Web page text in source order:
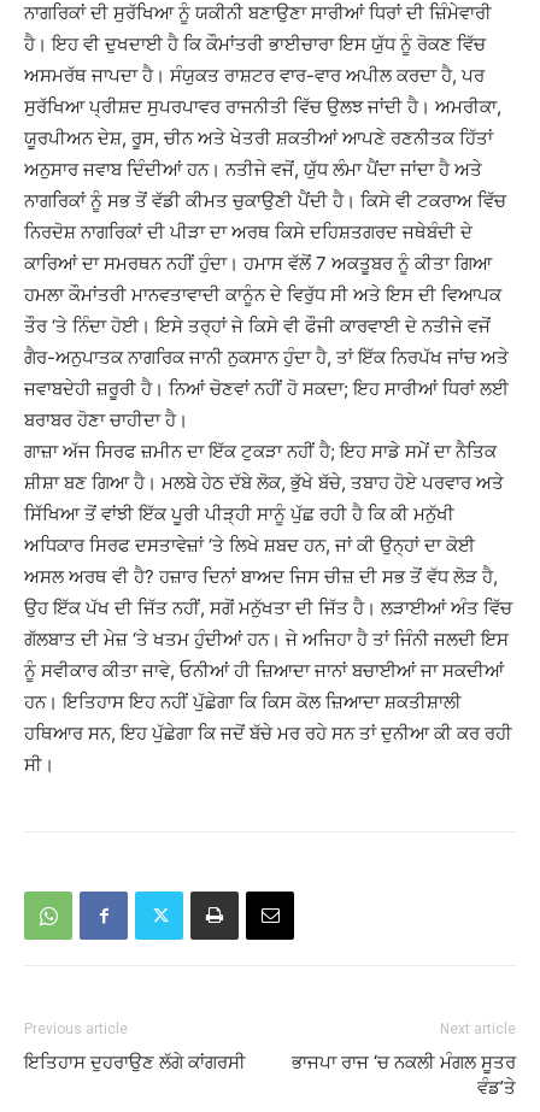
ਨਾਗਰਿਕਾਂ ਦੀ ਸੁਰੱਖਿਆ ਨੂੰ ਯਕੀਨੀ ਬਣਾਉਣਾ ਸਾਰੀਆਂ ਧਿਰਾਂ ਦੀ ਜ਼ਿੰਮੇਵਾਰੀ
ਹੈ। ਇਹ ਵੀ ਦੁਖਦਾਈ ਹੈ ਕਿ ਕੌਮਾਂਤਰੀ ਭਾਈਚਾਰਾ ਇਸ ਯੁੱਧ ਨੂੰ ਰੋਕਣ ਵਿੱਚ
ਅਸਮਰੱਥ ਜਾਪਦਾ ਹੈ। ਸੰਯੁਕਤ ਰਾਸ਼ਟਰ ਵਾਰ-ਵਾਰ ਅਪੀਲ ਕਰਦਾ ਹੈ, ਪਰ
ਸੁਰੱਖਿਆ ਪ੍ਰੀਸ਼ਦ ਸੁਪਰਪਾਵਰ ਰਾਜਨੀਤੀ ਵਿੱਚ ਉਲਝ ਜਾਂਦੀ ਹੈ। ਅਮਰੀਕਾ,
ਯੂਰਪੀਅਨ ਦੇਸ਼, ਰੂਸ, ਚੀਨ ਅਤੇ ਖੇਤਰੀ ਸ਼ਕਤੀਆਂ ਆਪਣੇ ਰਣਨੀਤਕ ਹਿੱਤਾਂ
ਅਨੁਸਾਰ ਜਵਾਬ ਦਿੰਦੀਆਂ ਹਨ। ਨਤੀਜੇ ਵਜੋਂ, ਯੁੱਧ ਲੰਮਾ ਪੈਂਦਾ ਜਾਂਦਾ ਹੈ ਅਤੇ
ਨਾਗਰਿਕਾਂ ਨੂੰ ਸਭ ਤੋਂ ਵੱਡੀ ਕੀਮਤ ਚੁਕਾਉਣੀ ਪੈਂਦੀ ਹੈ। ਕਿਸੇ ਵੀ ਟਕਰਾਅ ਵਿੱਚ
ਨਿਰਦੋਸ਼ ਨਾਗਰਿਕਾਂ ਦੀ ਪੀੜਾ ਦਾ ਅਰਥ ਕਿਸੇ ਦਹਿਸ਼ਤਗਰਦ ਜਥੇਬੰਦੀ ਦੇ
ਕਾਰਿਆਂ ਦਾ ਸਮਰਥਨ ਨਹੀਂ ਹੁੰਦਾ। ਹਮਾਸ ਵੱਲੋਂ 7 ਅਕਤੂਬਰ ਨੂੰ ਕੀਤਾ ਗਿਆ
ਹਮਲਾ ਕੌਮਾਂਤਰੀ ਮਾਨਵਤਾਵਾਦੀ ਕਾਨੂੰਨ ਦੇ ਵਿਰੁੱਧ ਸੀ ਅਤੇ ਇਸ ਦੀ ਵਿਆਪਕ
ਤੌਰ ‘ਤੇ ਨਿੰਦਾ ਹੋਈ। ਇਸੇ ਤਰ੍ਹਾਂ ਜੇ ਕਿਸੇ ਵੀ ਫੌਜੀ ਕਾਰਵਾਈ ਦੇ ਨਤੀਜੇ ਵਜੋਂ
ਗੈਰ-ਅਨੁਪਾਤਕ ਨਾਗਰਿਕ ਜਾਨੀ ਨੁਕਸਾਨ ਹੁੰਦਾ ਹੈ, ਤਾਂ ਇੱਕ ਨਿਰਪੱਖ ਜਾਂਚ ਅਤੇ
ਜਵਾਬਦੇਹੀ ਜ਼ਰੂਰੀ ਹੈ। ਨਿਆਂ ਚੋਣਵਾਂ ਨਹੀਂ ਹੋ ਸਕਦਾ; ਇਹ ਸਾਰੀਆਂ ਧਿਰਾਂ ਲਈ
ਬਰਾਬਰ ਹੋਣਾ ਚਾਹੀਦਾ ਹੈ।
ਗਾਜ਼ਾ ਅੱਜ ਸਿਰਫ ਜ਼ਮੀਨ ਦਾ ਇੱਕ ਟੁਕੜਾ ਨਹੀਂ ਹੈ; ਇਹ ਸਾਡੇ ਸਮੇਂ ਦਾ ਨੈਤਿਕ
ਸ਼ੀਸ਼ਾ ਬਣ ਗਿਆ ਹੈ। ਮਲਬੇ ਹੇਠ ਦੱਬੇ ਲੋਕ, ਭੁੱਖੇ ਬੱਚੇ, ਤਬਾਹ ਹੋਏ ਪਰਵਾਰ ਅਤੇ
ਸਿੱਖਿਆ ਤੋਂ ਵਾਂਝੀ ਇੱਕ ਪੂਰੀ ਪੀੜ੍ਹੀ ਸਾਨੂੰ ਪੁੱਛ ਰਹੀ ਹੈ ਕਿ ਕੀ ਮਨੁੱਖੀ
ਅਧਿਕਾਰ ਸਿਰਫ ਦਸਤਾਵੇਜ਼ਾਂ ‘ਤੇ ਲਿਖੇ ਸ਼ਬਦ ਹਨ, ਜਾਂ ਕੀ ਉਨ੍ਹਾਂ ਦਾ ਕੋਈ
ਅਸਲ ਅਰਥ ਵੀ ਹੈ? ਹਜ਼ਾਰ ਦਿਨਾਂ ਬਾਅਦ ਜਿਸ ਚੀਜ਼ ਦੀ ਸਭ ਤੋਂ ਵੱਧ ਲੋੜ ਹੈ,
ਉਹ ਇੱਕ ਪੱਖ ਦੀ ਜਿੱਤ ਨਹੀਂ, ਸਗੋਂ ਮਨੁੱਖਤਾ ਦੀ ਜਿੱਤ ਹੈ। ਲੜਾਈਆਂ ਅੰਤ ਵਿੱਚ
ਗੱਲਬਾਤ ਦੀ ਮੇਜ਼ ‘ਤੇ ਖਤਮ ਹੁੰਦੀਆਂ ਹਨ। ਜੇ ਅਜਿਹਾ ਹੈ ਤਾਂ ਜਿੰਨੀ ਜਲਦੀ ਇਸ
ਨੂੰ ਸਵੀਕਾਰ ਕੀਤਾ ਜਾਵੇ, ਓਨੀਆਂ ਹੀ ਜ਼ਿਆਦਾ ਜਾਨਾਂ ਬਚਾਈਆਂ ਜਾ ਸਕਦੀਆਂ
ਹਨ। ਇਤਿਹਾਸ ਇਹ ਨਹੀਂ ਪੁੱਛੇਗਾ ਕਿ ਕਿਸ ਕੋਲ ਜ਼ਿਆਦਾ ਸ਼ਕਤੀਸ਼ਾਲੀ
ਹਥਿਆਰ ਸਨ, ਇਹ ਪੁੱਛੇਗਾ ਕਿ ਜਦੋਂ ਬੱਚੇ ਮਰ ਰਹੇ ਸਨ ਤਾਂ ਦੁਨੀਆ ਕੀ ਕਰ ਰਹੀ
ਸੀ।
Previous article
ਇਤਿਹਾਸ ਦੁਹਰਾਉਣ ਲੱਗੇ ਕਾਂਗਰਸੀ
Next article
ਭਾਜਪਾ ਰਾਜ ‘ਚ ਨਕਲੀ ਮੰਗਲ ਸੂਤਰ
ਵੰਡ’ਤੇ